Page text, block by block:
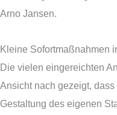
Arno Jansen.
Kleine Sofortmaßnahmen
Die vielen eingereichten
Ansicht nach gezeigt,
Gestaltung des eigenen